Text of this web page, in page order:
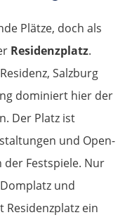
Plätze, doch als
Residenzplatz.
Salzburg
dominiert hier der
Der Platz ist
und Open-
der Festspiele. Nur
und
Residenzplatz ein